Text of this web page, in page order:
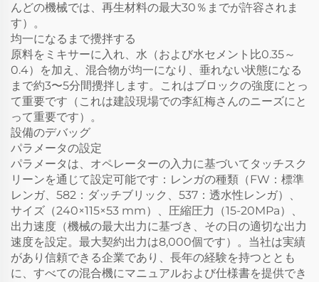
んどの機械では、再生材料の最大30％までが許容されま
す）。
均一になるまで攪拌する
原料をミキサーに入れ、水（および水セメント比0.35～
0.4）を加え、混合物が均一になり、垂れない状態になる
まで約3〜5分間攪拌します。これはブロックの強度にとっ
て重要です（これは建設現場での李紅梅さんのニーズにと
って重要です）。
設備のデバッグ
パラメータの設定
パラメータは、オペレーターの入力に基づいてタッチスク
リーンを通じて設定可能です：レンガの種類（FW：標準
レンガ、582：ダッチブリック、537：透水性レンガ）、
サイズ（240×115×53 mm）、圧縮圧力（15-20MPa）、
出力速度（機械の最大出力に基づき、その日の適切な出力
速度を設定。最大契約出力は8,000個です）。当社は実績
があり信頼できる企業であり、長年の経験を持つととも
に、すべての混合機にマニュアルおよび仕様書を提供でき